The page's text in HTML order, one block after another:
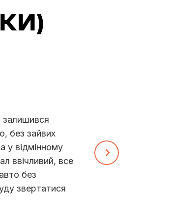
машину в DRIVECITY на три дні,
Все чітко: швидке оформлення,
стані. Окреме спасибі за
який допоміг вибрати